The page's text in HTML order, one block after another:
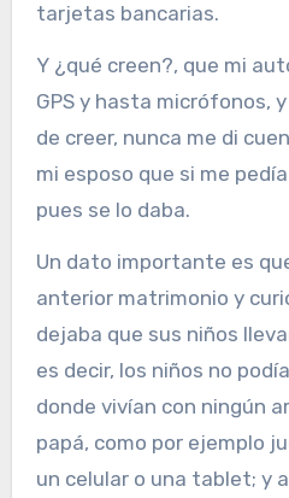
tarjetas bancarias.
Y ¿qué creen?, que mi
GPS y hasta micrófonos,
de creer, nunca me di
mi esposo que si me
pues se lo daba.
Un dato importante es
anterior matrimonio y
dejaba que sus niños
es decir, los niños no
donde vivían con ningún
papá, como por ejemplo
un celular o una tablet; y